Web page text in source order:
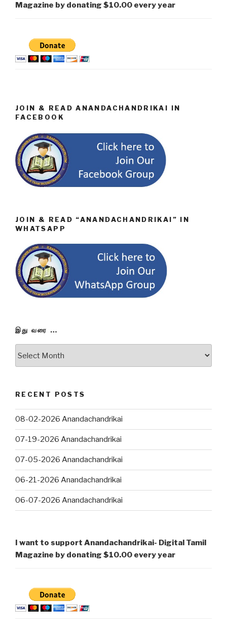
Magazine by donating $10.00 every year
JOIN & READ ANANDACHANDRIKAI IN
FACEBOOK
JOIN & READ “ANANDACHANDRIKAI” IN
WHATSAPP
இது வரை …
RECENT POSTS
08-02-2026 Anandachandrikai
07-19-2026 Anandachandrikai
07-05-2026 Anandachandrikai
06-21-2026 Anandachandrikai
06-07-2026 Anandachandrikai
I want to support Anandachandrikai- Digital Tamil
Magazine by donating $10.00 every year